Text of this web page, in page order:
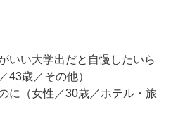
いい大学出だと自慢したいら
43歳／その他）
に（女性／30歳／ホテル・旅